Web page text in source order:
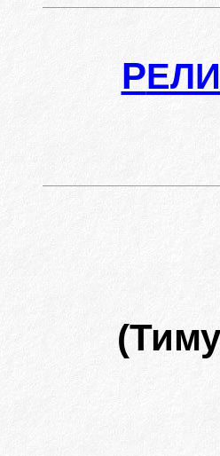
Р